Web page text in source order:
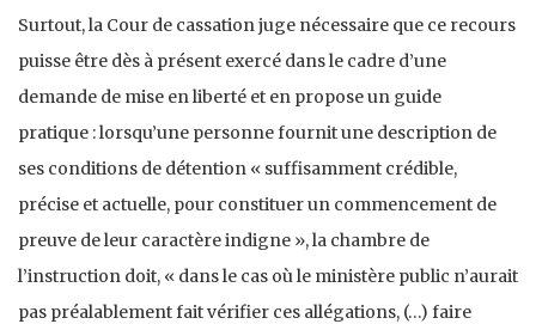
Surtout, la Cour de cassation juge nécessaire que ce recours
puisse être dès à présent exercé dans le cadre d’une
demande de mise en liberté et en propose un guide
pratique : lorsqu’une personne fournit une description de
ses conditions de détention « suffisamment crédible,
précise et actuelle, pour constituer un commencement de
preuve de leur caractère indigne », la chambre de
l’instruction doit, « dans le cas où le ministère public n’aurait
pas préalablement fait vérifier ces allégations, (…) faire